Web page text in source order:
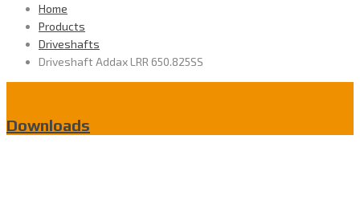
Home
Products
Driveshafts
Driveshaft Addax LRR 650.825SS
Downloads